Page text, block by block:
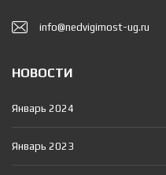
info@nedvigimost-ug.ru
НОВОСТИ
Январь 2024
Январь 2023